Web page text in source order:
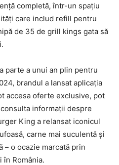
completă, într-un spațiu
care includ refill pentru
de 35 de grill kings gata să
parte a unui an plin pentru
brandul a lansat aplicația
accesa oferte exclusive, pot
informații despre
King a relansat iconicul
carne mai suculentă și
– o ocazie marcată prin
în România.